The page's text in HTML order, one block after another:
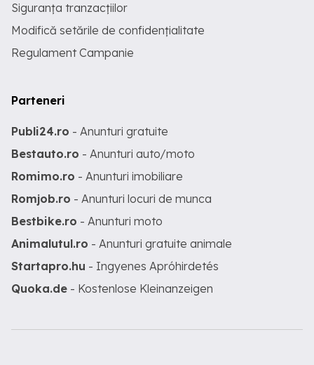
Siguranța tranzacțiilor
Modifică setările de confidențialitate
Regulament Campanie
Parteneri
Publi24.ro - Anunturi gratuite
Bestauto.ro - Anunturi auto/moto
Romimo.ro - Anunturi imobiliare
Romjob.ro - Anunturi locuri de munca
Bestbike.ro - Anunturi moto
Animalutul.ro - Anunturi gratuite animale
Startapro.hu - Ingyenes Apróhirdetés
Quoka.de - Kostenlose Kleinanzeigen